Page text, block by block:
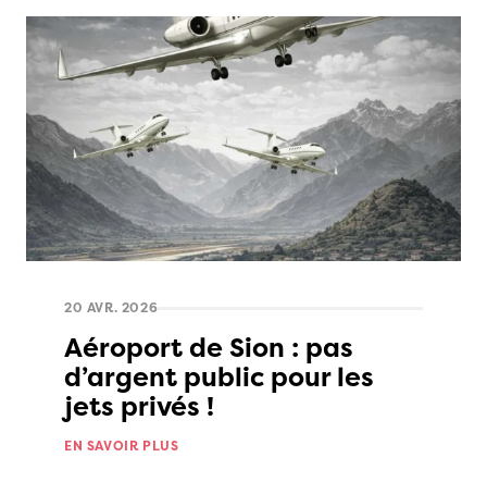
20 AVR. 2026
Aéroport de Sion : pas
d’argent public pour les
jets privés !
EN SAVOIR PLUS